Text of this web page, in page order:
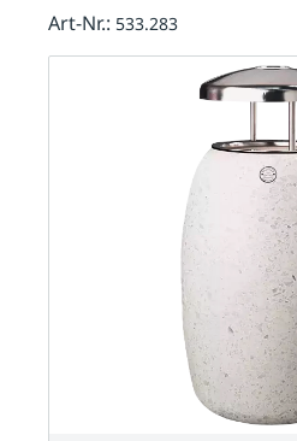
Art-Nr.: 533.283